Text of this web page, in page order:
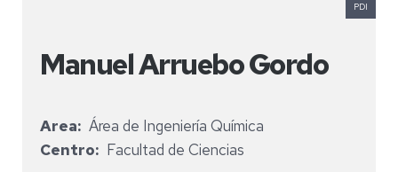
Manuel Arruebo Gordo
PDI
Area
Área de Ingeniería Química
Centro
Facultad de Ciencias